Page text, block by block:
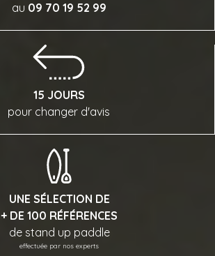
au 09 70 19 52 99
15 JOURS
pour changer d'avis
UNE SÉLECTION DE
+ DE 100 RÉFÉRENCES
de stand up paddle
effectuée par nos experts